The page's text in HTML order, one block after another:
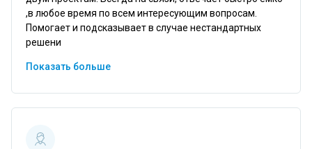
,в любое время по всем интересующим вопросам.
Помогает и подсказывает в случае нестандартных
решени
Показать больше